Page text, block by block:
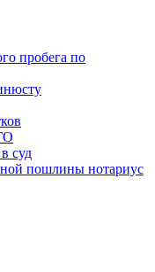
пробега по
суд
пошлины нотариус